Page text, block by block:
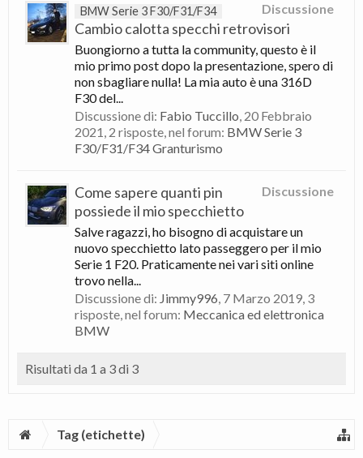
Discussione
BMW Serie 3 F30/F31/F34
Cambio calotta specchi retrovisori
Buongiorno a tutta la community, questo è il
mio primo post dopo la presentazione, spero di
non sbagliare nulla! La mia auto è una 316D
F30 del...
Discussione di: Fabio Tuccillo, 20 Febbraio
2021, 2 risposte, nel forum: BMW Serie 3
F30/F31/F34 Granturismo
Discussione
Come sapere quanti pin
possiede il mio specchietto
Salve ragazzi, ho bisogno di acquistare un
nuovo specchietto lato passeggero per il mio
Serie 1 F20. Praticamente nei vari siti online
trovo nella...
Discussione di: Jimmy996, 7 Marzo 2019, 3
risposte, nel forum: Meccanica ed elettronica
BMW
Risultati da 1 a 3 di 3
Tag (etichette)